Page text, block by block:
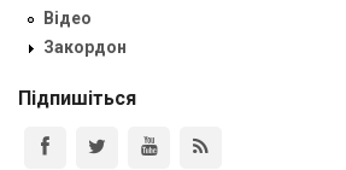
Відео
Закордон
Підпишіться